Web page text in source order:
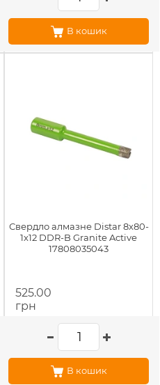
В кошик
Свердло алмазне Distar 8х80-
1х12 DDR-B Granite Active
17808035043
525.00
грн
В кошик